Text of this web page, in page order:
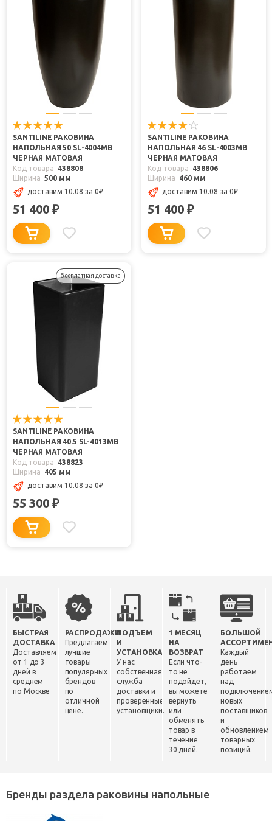
SANTILINE РАКОВИНА
НАПОЛЬНАЯ 50 SL-4004MB
ЧЕРНАЯ МАТОВАЯ
Код товара
438808
Ширина 500 мм
доставим 10.08 за 0₽
51 400 ₽
SANTILINE РАКОВИНА
НАПОЛЬНАЯ 46 SL-4003MB
ЧЕРНАЯ МАТОВАЯ
Код товара
438806
Ширина
460 мм
доставим 10.08 за 0₽
51 400 ₽
бесплатная доставка
SANTILINE РАКОВИНА
НАПОЛЬНАЯ 40.5 SL-4013MB
ЧЕРНАЯ МАТОВАЯ
Код товара
438823
Ширина
405 мм
доставим 10.08 за 0₽
55 300 ₽
БЫСТРАЯ
ДОСТАВКА
Доставляем
от 1 до 3
дней в
среднем
по Москве
РАСПРОДАЖИ
Предлагаем
лучшие
товары
популярных
брендов
по
отличной
цене.
ПОДЪЕМ
И
УСТАНОВКА
У нас
собственная
служба
доставки и
проверенные
установщики.
1 МЕСЯЦ
НА
ВОЗВРАТ
Если что-
то не
подойдет,
вы можете
вернуть
или
обменять
товар в
течение
30 дней.
БОЛЬШОЙ
Каждый
день
работаем
над
новых
поставщиков
и
обновлением
товарных
позиций.
Бренды раздела раковины напольные